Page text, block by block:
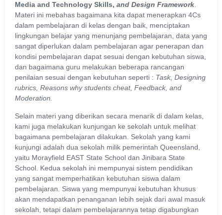
Media and Technology Skills, and Design Framework.
Materi ini mebahas bagaimana kita dapat menerapkan 4Cs
dalam pembelajaran di kelas dengan baik, menciptakan
lingkungan belajar yang menunjang pembelajaran, data yang
sangat diperlukan dalam pembelajaran agar penerapan dan
kondisi pembelajaran dapat sesuai dengan kebutuhan siswa,
dan bagaimana guru melakukan beberapa rancangan
penilaian sesuai dengan kebutuhan seperti : Task, Designing
rubrics, Reasons why students cheat, Feedback, and
Moderation.
Selain materi yang diberikan secara menarik di dalam kelas,
kami juga melakukan kunjungan ke sekolah untuk melihat
bagaimana pembelajaran dilakukan. Sekolah yang kami
kunjungi adalah dua sekolah milik pemerintah Queensland,
yaitu Morayfield EAST State School dan Jinibara State
School. Kedua sekolah ini mempunyai sistem pendidikan
yang sangat memperhatikan kebutuhan siswa dalam
pembelajaran. Siswa yang mempunyai kebutuhan khusus
akan mendapatkan penanganan lebih sejak dari awal masuk
sekolah, tetapi dalam pembelajarannya tetap digabungkan